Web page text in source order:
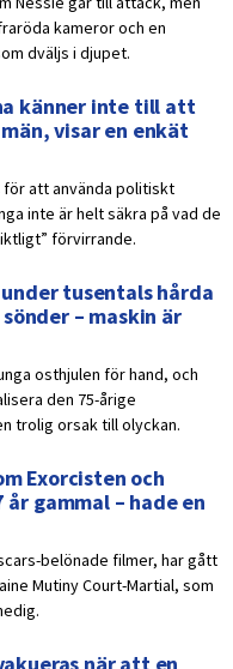
kameror och en
dväljs i djupet.
känner inte till att
visar en enkät
för att använda politiskt
inte är helt säkra på vad de
förvirrande.
tusentals hårda
– maskin är
osthjulen för hand, och
den 75-årige
trolig orsak till olyckan.
Exorcisten och
gammal – hade en
belönade filmer, har gått
Mutiny Court-Martial, som